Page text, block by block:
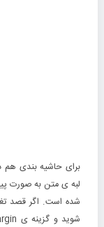
برای حاشیه بندی هم
لبه ی متن به صورت